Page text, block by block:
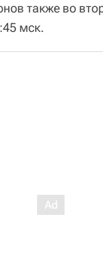
также во
мск.